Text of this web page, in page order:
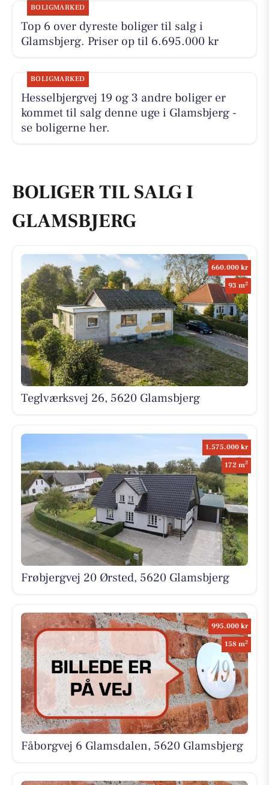
BOLIGMARKED
Top 6 over dyreste boliger til salg i
Glamsbjerg. Priser op til 6.695.000 kr
BOLIGMARKED
Hesselbjergvej 19 og 3 andre boliger er
kommet til salg denne uge i Glamsbjerg -
se boligerne her.
BOLIGER TIL SALG I
GLAMSBJERG
660.000 kr
93 m2
Teglværksvej 26, 5620 Glamsbjerg
1.575.000 kr
172 m2
Frøbjergvej 20 Ørsted, 5620 Glamsbjerg
995.000 kr
158 m2
Fåborgvej 6 Glamsdalen, 5620 Glamsbjerg